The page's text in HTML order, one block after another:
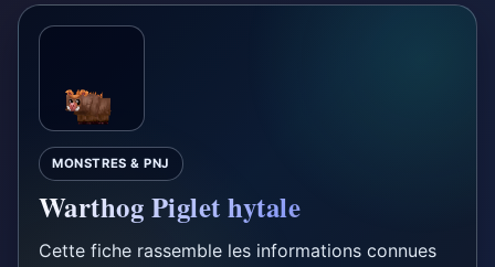
MONSTRES & PNJ
Warthog Piglet hytale
Cette fiche rassemble les informations connues